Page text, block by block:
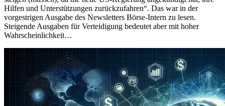
Hilfen und Unterstützungen zurückzufahren“. Das war in der
vorgestrigen Ausgabe des Newsletters Börse-Intern zu lesen.
Steigende Ausgaben für Verteidigung bedeutet aber mit hoher
Wahrscheinlichkeit…